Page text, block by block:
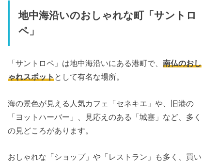
地中海沿いのおしゃれな町「サントロ
ペ」
「サントロペ」は地中海沿いにある港町で、南仏のおし
ゃれスポットとして有名な場所。
海の景色が見える人気カフェ「セネキエ」や、旧港の
「ヨットハーバー」、見応えのある「城塞」など、多く
の見どころがあります。
おしゃれな「ショップ」や「レストラン」も多く、買い